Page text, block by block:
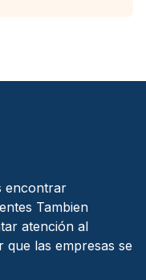
encontrar
Tambien
atención al
las empresas se